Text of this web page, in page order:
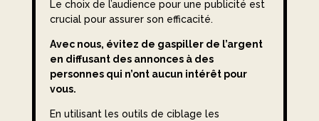
Le choix de l’audience pour une publicité est
crucial pour assurer son efficacité.
Avec nous, évitez de gaspiller de l’argent
en diffusant des annonces à des
personnes qui n’ont aucun intérêt pour
vous.
En utilisant les outils de ciblage les